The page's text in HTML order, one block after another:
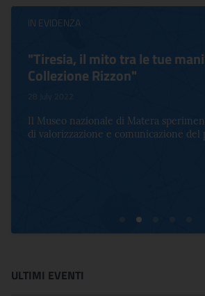
IN EVIDENZA
"Tiresia, il mito tra le tue
Collezione Rizzon"
28 July 2022
Il Museo nazionale di Matera
di valorizzazione e comunicazione del
ULTIMI EVENTI